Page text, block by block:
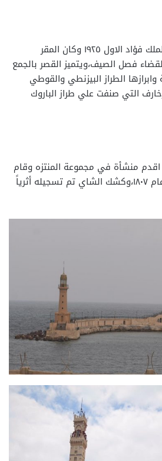
أما قصر الحرملك شيده الملك فؤاد الاول ١٩٢٥ وكان المقر
فصل الصيف،ويتميز القصر بالجمع
وابرازها الطراز البيزنطي والقوطي
التي صنفت علي طراز الباروك
منشأة في مجموعة المنتزه وقام
ببنائها محمد علي باشا عام ١٨٠٧،وكشك الشاي تم تسجيله أثرياً